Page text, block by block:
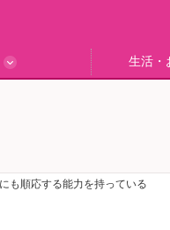
生活・
も順応する能力を持っている